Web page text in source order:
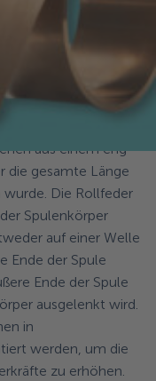
konstanter Kraft
Anzeigen.
51 mm.
zu
aus einem eng
die gesamte Länge
wurde. Die Rollfeder
Spulenkörper
auf einer Welle
Ende der Spule
Ende der Spule
ausgelenkt wird.
in
werden, um die
zu erhöhen.